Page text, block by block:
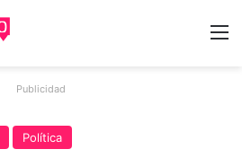
Publicidad
Política